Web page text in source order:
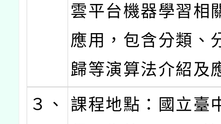
雲平台機器學習相
應用，包含分類、
歸等演算法介紹及
３、
課程地點：國立臺